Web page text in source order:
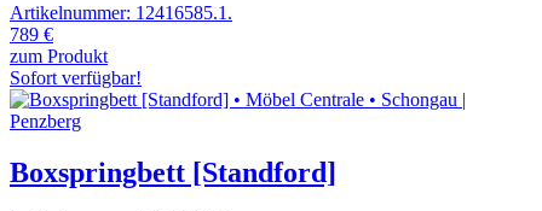
Artikelnummer: 12416585.1.
789 €
zum Produkt
Sofort verfügbar!
Boxspringbett [Standford]